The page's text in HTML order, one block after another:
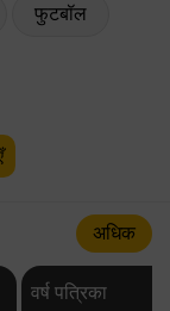
फुटबॉल
अधिक
वर्ष पत्रिका